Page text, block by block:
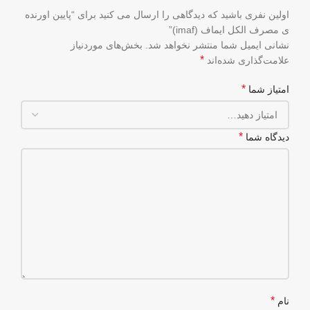
اولین نفری باشید که دیدگاهی را ارسال می کنید برای “پایین اورنده
ی مصرف الکل ایماف (imaf)”
نشانی ایمیل شما منتشر نخواهد شد.
بخش‌های موردنیاز
علامت‌گذاری شده‌اند *
امتیاز شما *
دیدگاه شما *
نام *